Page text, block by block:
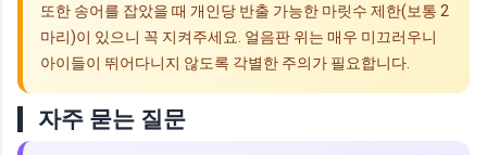
또한 송어를 잡았을 때 개인당 반출 가능한 마릿수 제한(보통 2
마리)이 있으니 꼭 지켜주세요. 얼음판 위는 매우 미끄러우니
아이들이 뛰어다니지 않도록 각별한 주의가 필요합니다.
자주 묻는 질문